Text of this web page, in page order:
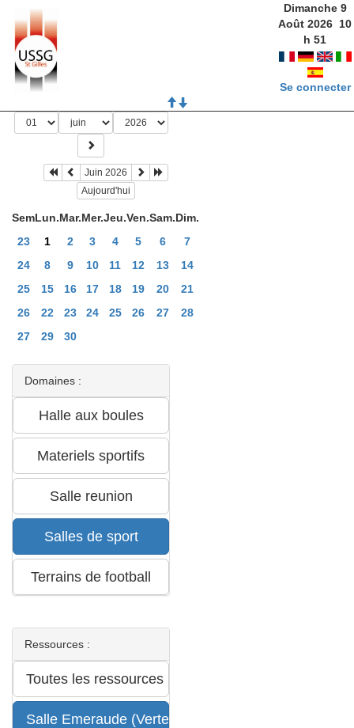
Dimanche 9
Août 2026 10
h51
Se connecter
Juin 2026
Aujourd'hui
SemLun.Mar.Mer.Jeu.Ven.Sam.Dim.
23
1 2 3 4 5 6
7
24
8 9 10 11 12 13
14
25
15 16 17 18 19 20
21
26
22 23 24 25 26 27
28
27
29 30
Domaines :
Ressources :